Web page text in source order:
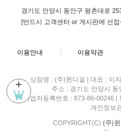
+
경기도 안양시 동안구 평촌대로
[반드시 고객센터 or 게시판에 선
이용안내 | 이용약관
상점명 : (주)윈디걸 | 대표 : 이
주소 : 경기도 안양시
사업자등록번호 : 873-86-00246 |
개인정보
COPYRIGHT(C) (주)